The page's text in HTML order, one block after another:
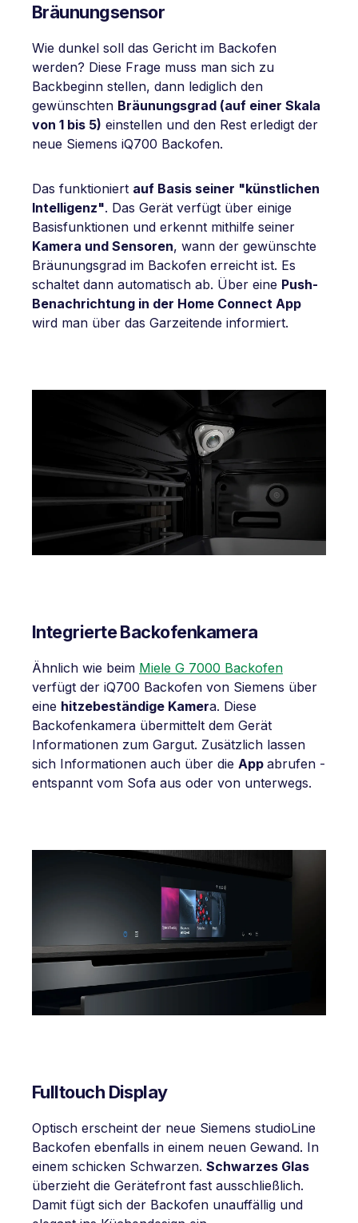
Bräunungsensor
Wie dunkel soll das Gericht im Backofen
werden? Diese Frage muss man sich zu
Backbeginn stellen, dann lediglich den
gewünschten Bräunungsgrad (auf einer Skala
von 1 bis 5) einstellen und den Rest erledigt der
neue Siemens iQ700 Backofen.
Das funktioniert auf Basis seiner "künstlichen
Intelligenz". Das Gerät verfügt über einige
Basisfunktionen und erkennt mithilfe seiner
Kamera und Sensoren, wann der gewünschte
Bräunungsgrad im Backofen erreicht ist. Es
schaltet dann automatisch ab. Über eine Push-
Benachrichtung in der Home Connect App
wird man über das Garzeitende informiert.
Integrierte Backofenkamera
Ähnlich wie beim Miele G 7000 Backofen
verfügt der iQ700 Backofen von Siemens über
eine hitzebeständige Kamera. Diese
Backofenkamera übermittelt dem Gerät
Informationen zum Gargut. Zusätzlich lassen
sich Informationen auch über die App abrufen -
entspannt vom Sofa aus oder von unterwegs.
Fulltouch Display
Optisch erscheint der neue Siemens studioLine
Backofen ebenfalls in einem neuen Gewand. In
einem schicken Schwarzen. Schwarzes Glas
überzieht die Gerätefront fast ausschließlich.
Damit fügt sich der Backofen unauffällig und